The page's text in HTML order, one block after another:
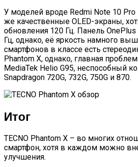
У моделей вроде Redmi Note 10 Pro
же качественные OLED-экраны,
обновления 120 Гц. Панель OnePlus
Гц, однако, её яркость намного
смартфонов в классе есть
Phantom X, однако, главная
MediaTek Helio G95, неспособный
Snapdragon 720G, 732G, 750G и 870.
Итог
TECNO Phantom X – во многих
смартфон, хотя в каждом можно
улучшения.